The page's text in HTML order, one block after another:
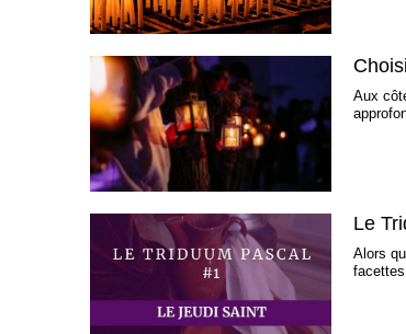
Aux
Le
Alors